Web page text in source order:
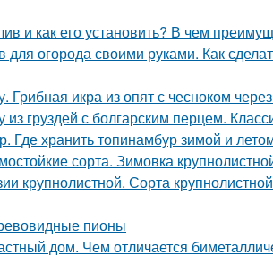
и как его установить? В чем
для огорода своими руками. Как
Грибная икра из опят с чесноком
груздей с болгарским перцем.
Где хранить топинамбур зимой и
сорта. Зимовка
крупнолистной. Сорта
пионы
дом. Чем отличается